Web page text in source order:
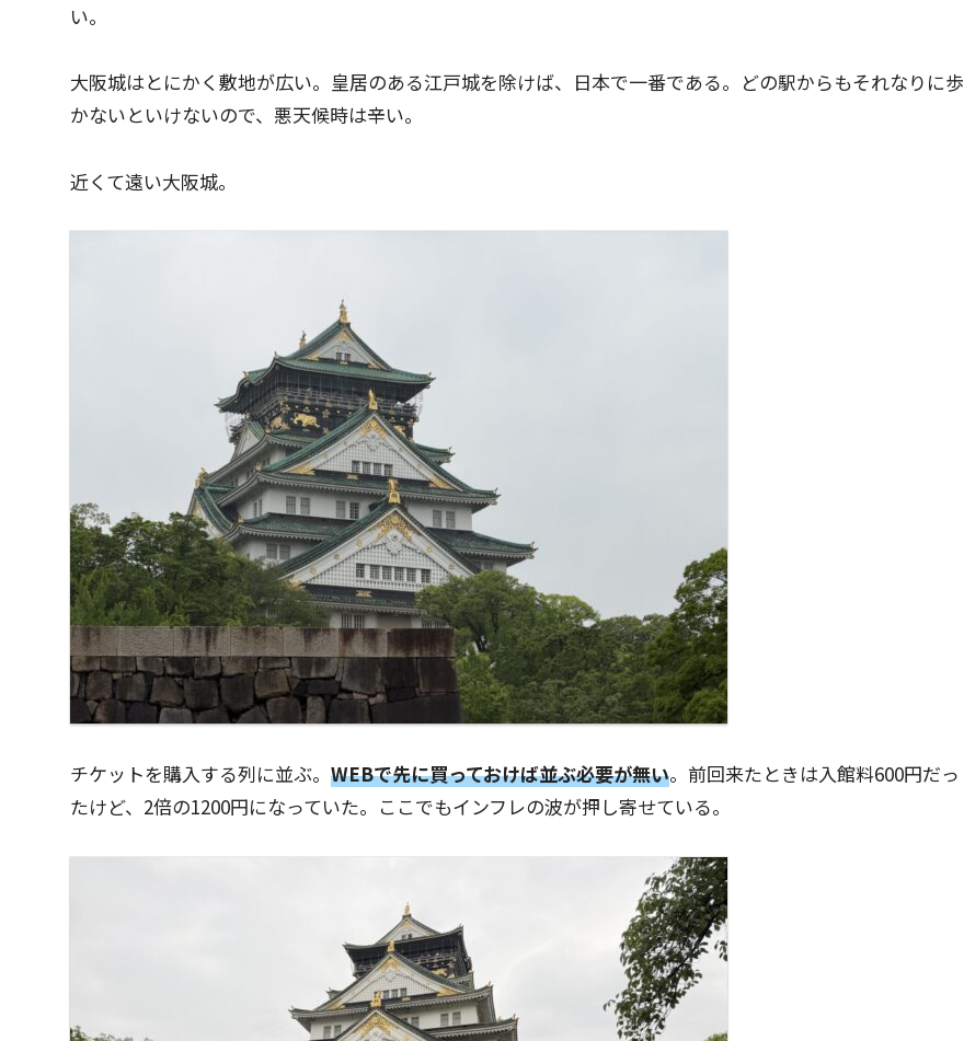
い。
大阪城はとにかく敷地が広い。皇居のある江戸城を除けば、日本で一番である。どの駅からもそれなりに歩
かないといけないので、悪天候時は辛い。
近くて遠い大阪城。
チケットを購入する列に並ぶ。 WEBで先に買っておけば並ぶ必要が無い。前回来たときは入館料600円だっ
たけど、2倍の1200円になっていた。ここでもインフレの波が押し寄せている。